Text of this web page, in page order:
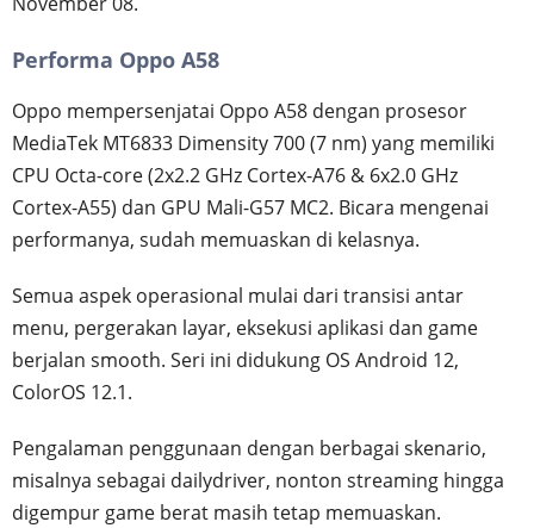
Performa Oppo A58
Oppo mempersenjatai Oppo A58 dengan prosesor
MediaTek MT6833 Dimensity 700 (7 nm) yang memiliki
CPU Octa-core (2x2.2 GHz Cortex-A76 & 6x2.0 GHz
Cortex-A55) dan GPU Mali-G57 MC2. Bicara mengenai
performanya, sudah memuaskan di kelasnya.
Semua aspek operasional mulai dari transisi antar
menu, pergerakan layar, eksekusi aplikasi dan game
berjalan smooth. Seri ini didukung OS Android 12,
ColorOS 12.1.
Pengalaman penggunaan dengan berbagai skenario,
misalnya sebagai dailydriver, nonton streaming hingga
digempur game berat masih tetap memuaskan.